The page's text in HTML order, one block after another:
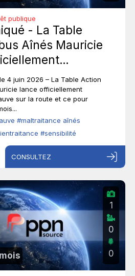
publique
- La Table
Aînés Mauricie
Mauve sur la
4 juin 2026 – La Table Action
lance officiellement
sur la route et ce pour
#maltraitance aînés
#sensibilité
CONSULTEZ
1
0
0